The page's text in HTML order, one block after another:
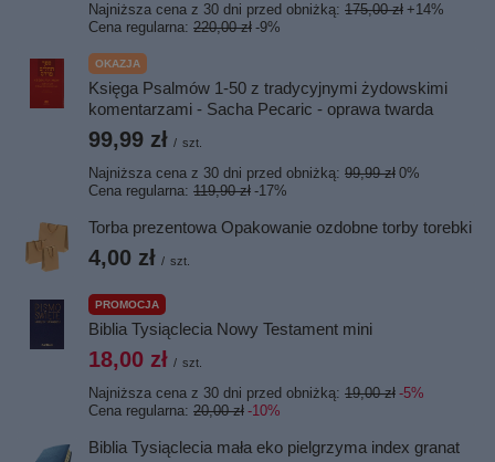
Najniższa cena z 30 dni przed obniżką: 175,00 zł +14%
Cena regularna: 220,00 zł -9%
OKAZJA
Księga Psalmów 1-50 z tradycyjnymi żydowskimi
komentarzami - Sacha Pecaric - oprawa twarda
99,99 zł / szt.
Najniższa cena z 30 dni przed obniżką: 99,99 zł 0%
Cena regularna: 119,90 zł -17%
Torba prezentowa Opakowanie ozdobne torby torebki
4,00 zł / szt.
PROMOCJA
Biblia Tysiąclecia Nowy Testament mini
18,00 zł / szt.
Najniższa cena z 30 dni przed obniżką: 19,00 zł -5%
Cena regularna: 20,00 zł -10%
Biblia Tysiąclecia mała eko pielgrzyma index granat